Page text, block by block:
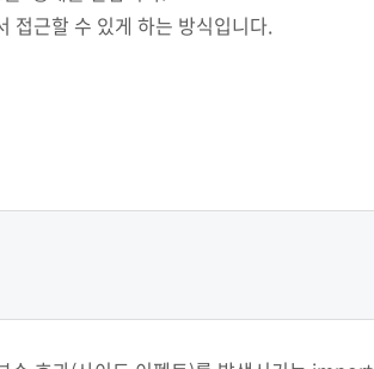
접근할 수 있게 하는 방식입니다.